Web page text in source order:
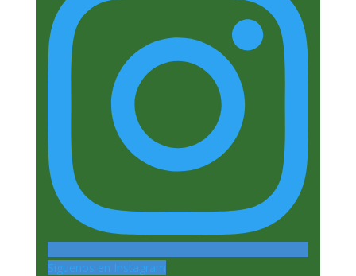
Siguenos en Instagram